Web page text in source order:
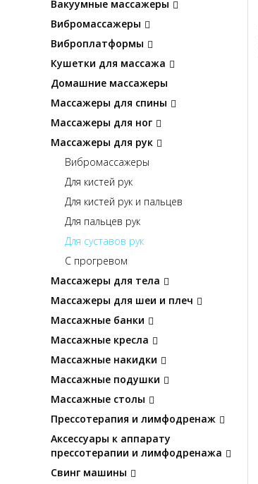
Вакуумные массажеры
Вибромассажеры
Виброплатформы
Кушетки для массажа
Домашние массажеры
Массажеры для спины
Массажеры для ног
Массажеры для рук
Вибромассажеры
Для кистей рук
Для кистей рук и пальцев
Для пальцев рук
Для суставов рук
С прогревом
Массажеры для тела
Массажеры для шеи и плеч
Массажные банки
Массажные кресла
Массажные накидки
Массажные подушки
Массажные столы
Прессотерапия и лимфодренаж
Аксессуары к аппарату
прессотерапии и лимфодренажа
Свинг машины